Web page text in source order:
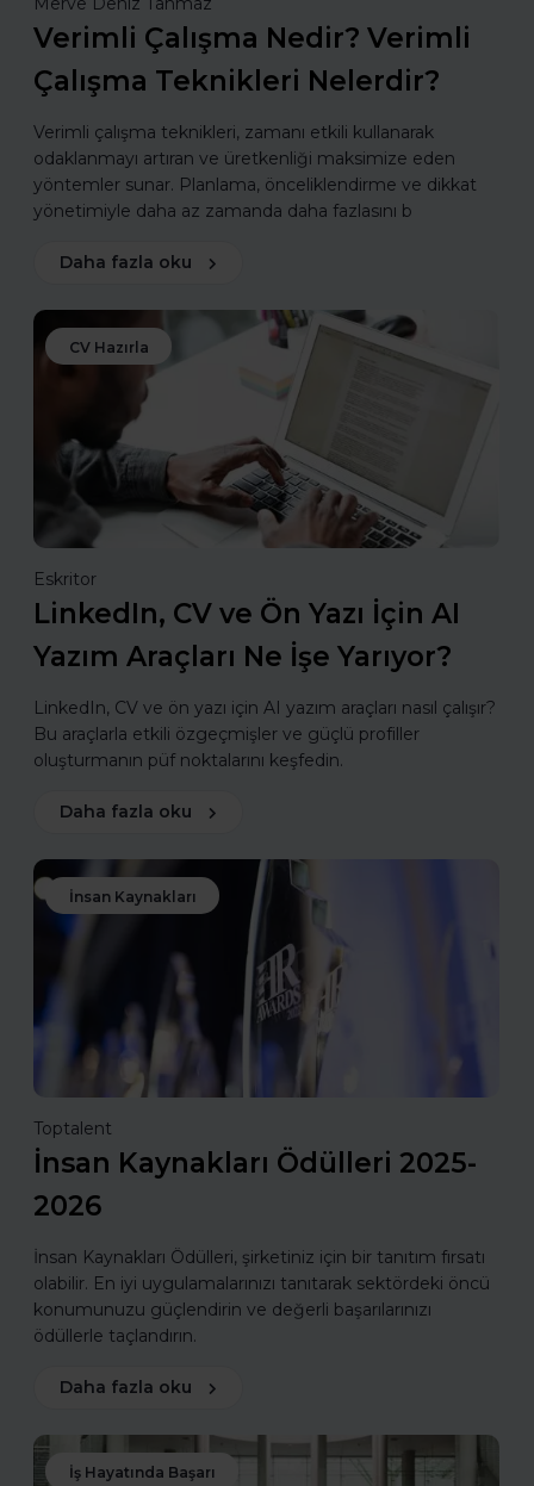
Verimli Çalışma Nedir? Verimli
Çalışma Teknikleri Nelerdir?
Verimli çalışma teknikleri, zamanı etkili kullanarak
odaklanmayı artıran ve üretkenliği maksimize eden
yöntemler sunar. Planlama, önceliklendirme ve dikkat
yönetimiyle daha az zamanda daha fazlasını b
Daha fazla oku
CV Hazırla
Eskritor
LinkedIn, CV ve Ön Yazı İçin AI
Yazım Araçları Ne İşe Yarıyor?
LinkedIn, CV ve ön yazı için AI yazım araçları nasıl çalışır?
Bu araçlarla etkili özgeçmişler ve güçlü profiller
oluşturmanın püf noktalarını keşfedin.
Daha fazla oku
İnsan Kaynakları
Toptalent
İnsan Kaynakları Ödülleri 2025-
2026
İnsan Kaynakları Ödülleri, şirketiniz için bir tanıtım fırsatı
olabilir. En iyi uygulamalarınızı tanıtarak sektördeki öncü
konumunuzu güçlendirin ve değerli başarılarınızı
ödüllerle taçlandırın.
Daha fazla oku
İş Hayatında Başarı